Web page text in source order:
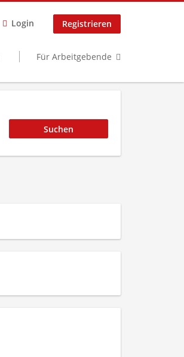
Login Registrieren
Für Arbeitgebende